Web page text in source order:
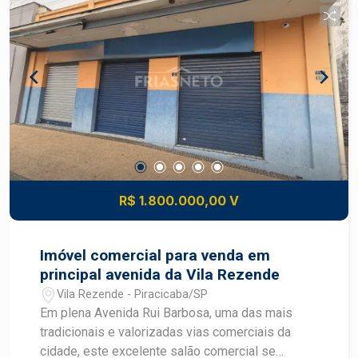
feminino, além de sala de apoio e dormitório,
perfeito para receber convidados com conforto.
O imóvel ainda conta com um belo gramado e
piscina, criando um ambiente ideal para lazer e
convivência. Destaques do imóvel: - Terreno de
500 m² - 214 m² de construção - 3 suítes - Sala
integrada à cozinha - Lavabo - Varanda - Espaço
gourmet com churrasqueira - Banheiros
masculino e feminino na área externa - Sala e
dormitório de apoio - Amplo gramado - Piscina
R$ 1.800.000,00 V
Imóvel comercial para venda em
principal avenida da Vila Rezende
Vila Rezende - Piracicaba/SP
Em plena Avenida Rui Barbosa, uma das mais
tradicionais e valorizadas vias comerciais da
cidade, este excelente salão comercial se